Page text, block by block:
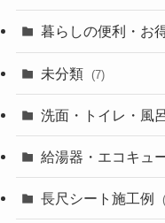
暮らしの便利・お
未分類 (7)
洗面・トイレ・風
給湯器・エコキュ
長尺シート施工例